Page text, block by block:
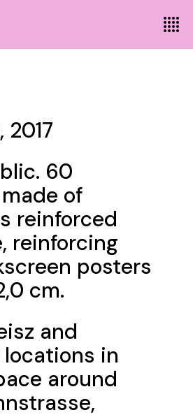
2017
60
of
reinforced
reinforcing
posters
cm.
and
in
around